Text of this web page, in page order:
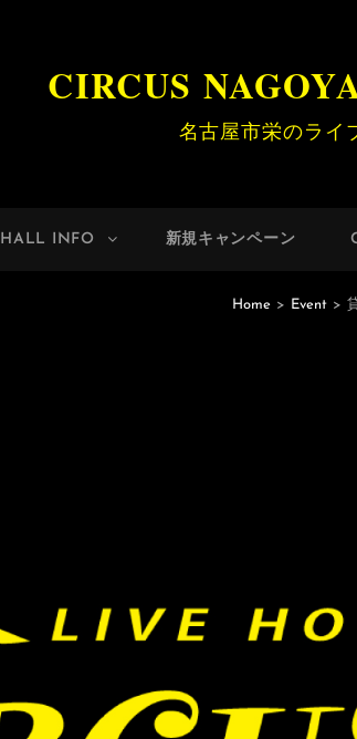
CIRCUS
名古屋市栄のライ
HALL INFO 新規キャンペーン
Home > Event >